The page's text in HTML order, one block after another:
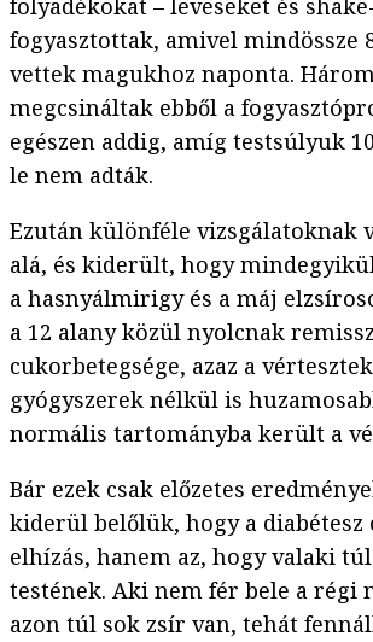
folyadékokat – leveseket és
fogyasztottak, amivel mindössze
vettek magukhoz naponta.
megcsináltak ebből a
egészen addig, amíg testsúlyuk
le nem adták.
Ezután különféle vizsgálatoknak
alá, és kiderült, hogy
a hasnyálmirigy és a máj
a 12 alany közül nyolcnak
cukorbetegsége, azaz a
gyógyszerek nélkül is
normális tartományba került a
Bár ezek csak előzetes
kiderül belőlük, hogy a diabétesz
elhízás, hanem az, hogy valaki
testének. Aki nem fér bele a régi
azon túl sok zsír van, tehát